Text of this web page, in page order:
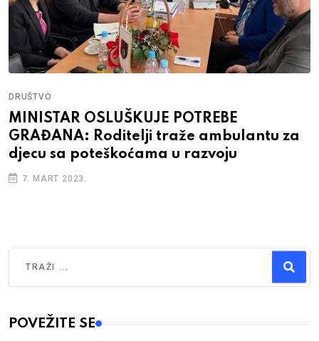
DRUŠTVO
MINISTAR OSLUŠKUJE POTREBE
GRAĐANA: Roditelji traže ambulantu za
djecu sa poteškoćama u razvoju
7. MART 2023.
Type 2 or more characters for results.
POVEŽITE SE